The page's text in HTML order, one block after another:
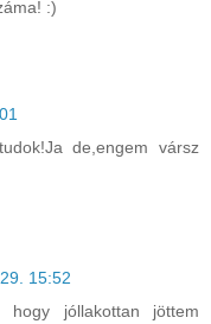
:)
de,engem vársz
15:52
jóllakottan jöttem